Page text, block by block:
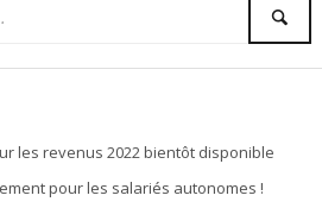
les revenus 2022 bientôt disponible
pour les salariés autonomes !